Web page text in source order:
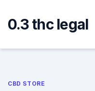
content
0.3 thc legal
CBD STORE